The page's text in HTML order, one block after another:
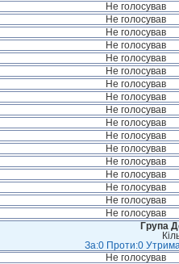
Не голосував
Не голосував
Не голосував
Не голосував
Не голосував
Не голосував
Не голосував
Не голосував
Не голосував
Не голосував
Не голосував
Не голосував
Не голосував
Не голосував
Не голосував
Не голосував
Не голосував
Група
За:0 Проти:0
Не голосував